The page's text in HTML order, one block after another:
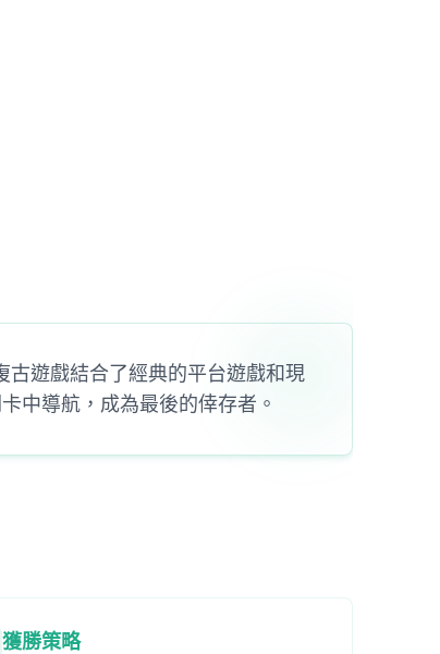
遊戲結合了經典的平台遊戲和現
中導航，成為最後的倖存者。
獲勝策略